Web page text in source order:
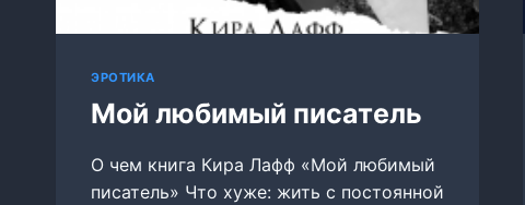
ЭРОТИКА
Мой любимый писатель
О чем книга Кира Лафф «Мой любимый
писатель» Что хуже: жить с постоянной